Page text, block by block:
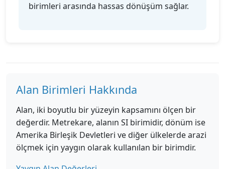
birimleri arasında hassas dönüşüm sağlar.
Alan Birimleri Hakkında
Alan, iki boyutlu bir yüzeyin kapsamını ölçen bir
değerdir. Metrekare, alanın SI birimidir, dönüm ise
Amerika Birleşik Devletleri ve diğer ülkelerde arazi
ölçmek için yaygın olarak kullanılan bir birimdir.